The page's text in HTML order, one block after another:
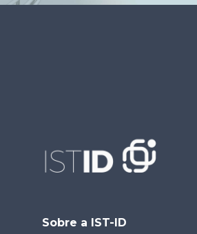
Sobre a IST-ID